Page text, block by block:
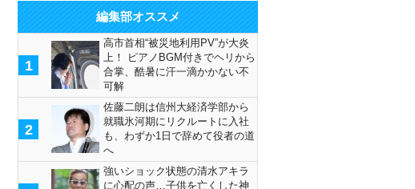
編集部オススメ
1
高市首相“被災地利用PV”が大炎
上！ ピアノBGM付きでヘリから
合掌、酷暑に汗一滴かかない不
可解
2
佐藤二朗は信州大経済学部から
就職氷河期にリクルートに入社
も、わずか1日で辞めて役者の道
へ
強いショック状態の清水アキラ
に心配の声…子供を亡くした神